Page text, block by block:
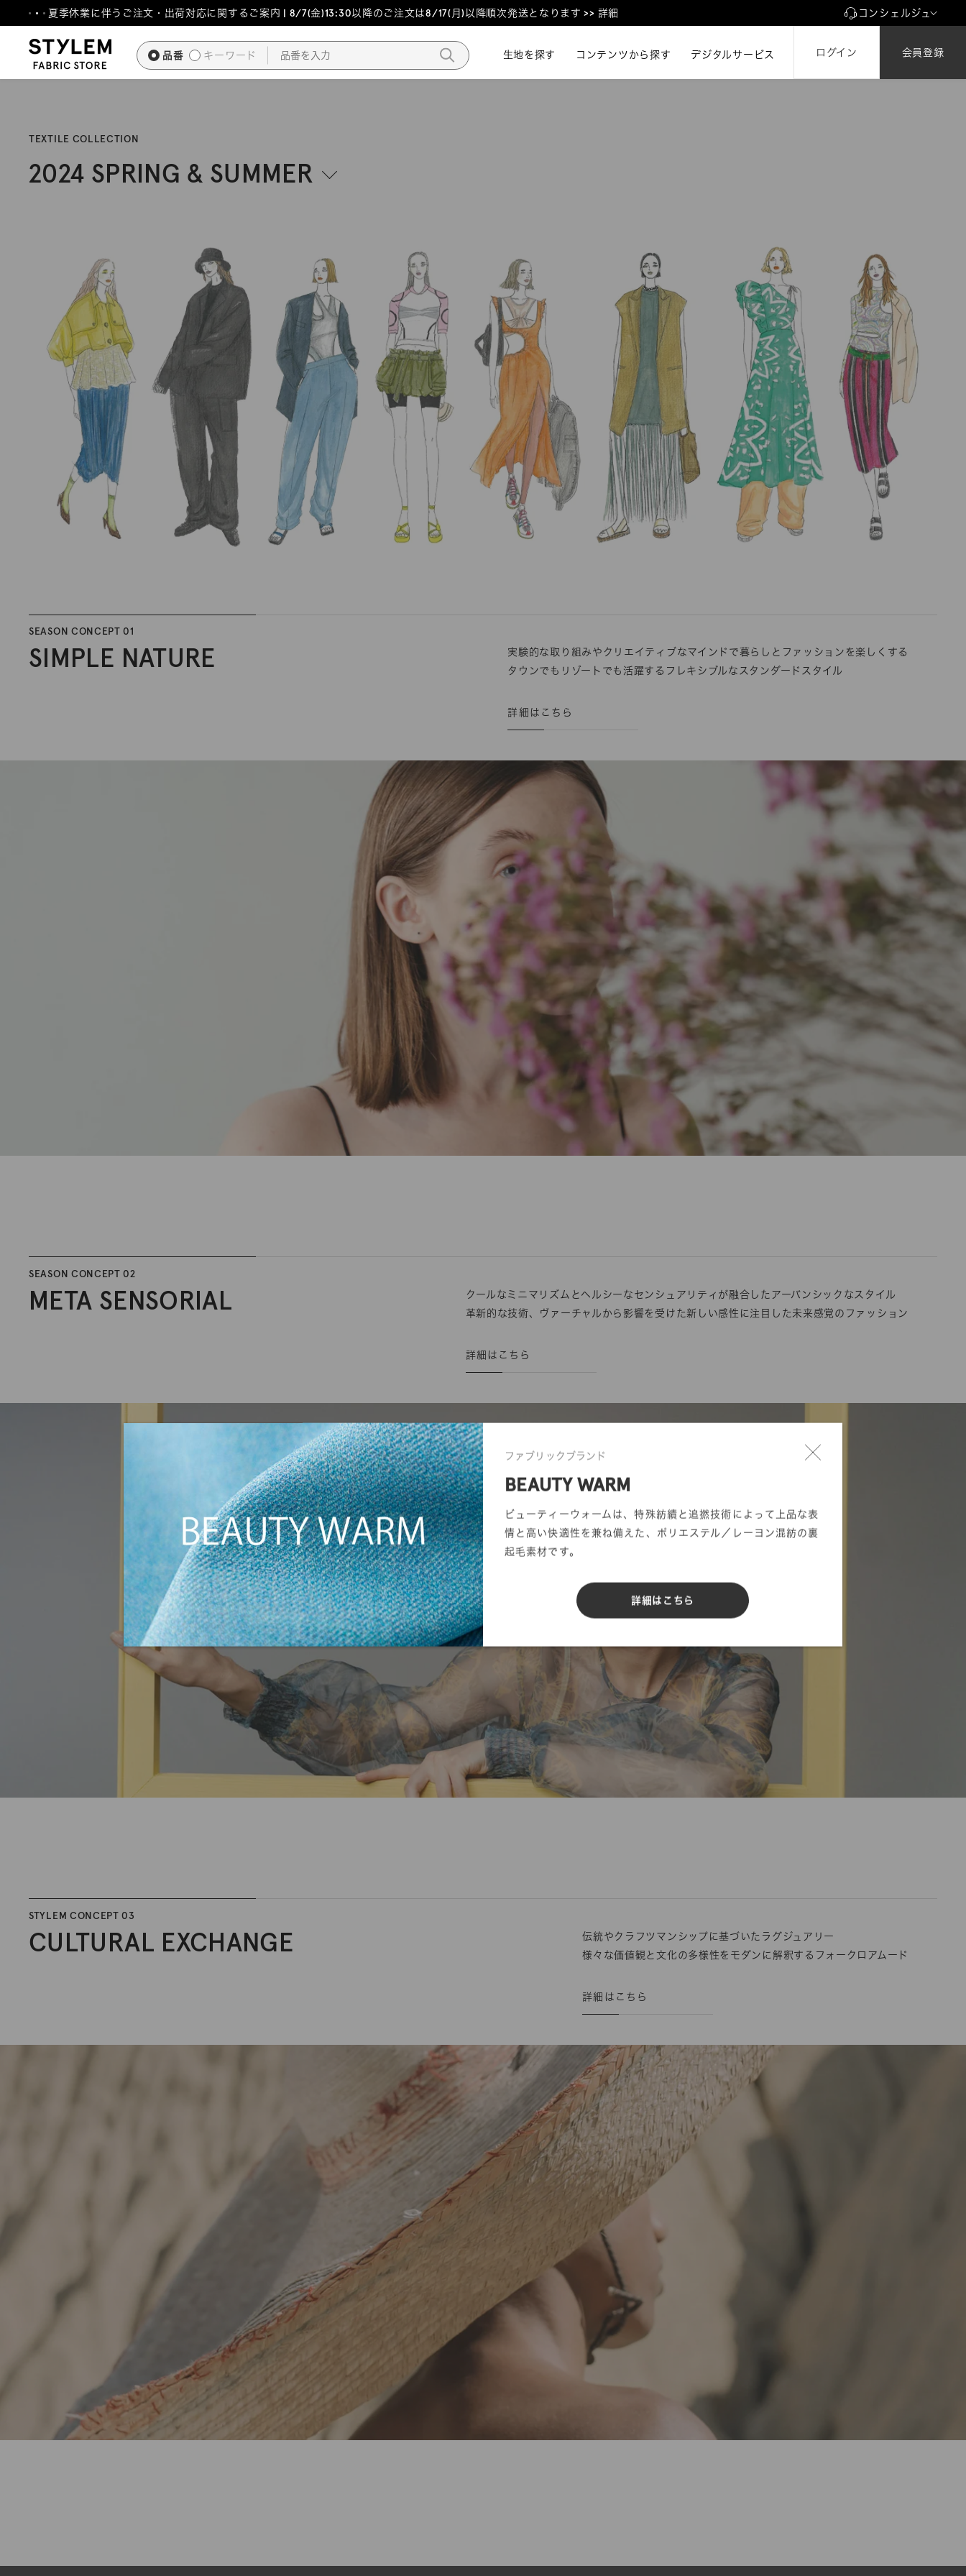
キ
し
ファブリックブランド
BEAUTY WARM
ビューティーウォームは、特殊紡績と追撚技術によって上品な表
情と高い快適性を兼ね備えた、ポリエステル／レーヨン混紡の裏
起毛素材です。
詳細はこちら
夏季休業に伴うご注文・出荷対応に関するご案内 | 8/7(金)13:30以降のご注文は8/17(月)以降順次発送となります >> 詳細 コンシェルジュ
品番 キーワード 生地を探す
生地を探す コンテンツから探す
コンテンツから探す デジタルサービス ログイン 会員登録
TEXTILE COLLECTION
2024 SPRING & SUMMER
SEASON CONCEPT 01
SIMPLE NATURE
実験的な取り組みやクリエイティブなマインドで暮らしとファッションを楽しくする
タウンでもリゾートでも活躍するフレキシブルなスタンダードスタイル
詳細はこちら
SEASON CONCEPT 02
META SENSORIAL
クールなミニマリズムとヘルシーなセンシュアリティが融合したアーバンシックなスタイル
革新的な技術、ヴァーチャルから影響を受けた新しい感性に注目した未来感覚のファッション
詳細はこちら
STYLEM CONCEPT 03
CULTURAL EXCHANGE
伝統やクラフツマンシップに基づいたラグジュアリー
様々な価値観と文化の多様性をモダンに解釈するフォークロアムード
詳細はこちら